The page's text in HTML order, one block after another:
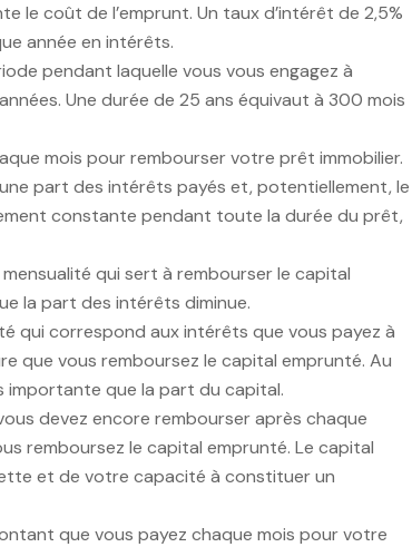
le coût de l’emprunt. Un taux d’intérêt de 2,5%
année en intérêts.
pendant laquelle vous vous engagez à
Une durée de 25 ans équivaut à 300 mois
mois pour rembourser votre prêt immobilier.
part des intérêts payés et, potentiellement, le
constante pendant toute la durée du prêt,
qui sert à rembourser le capital
la part des intérêts diminue.
qui correspond aux intérêts que vous payez à
que vous remboursez le capital emprunté. Au
que la part du capital.
devez encore rembourser après chaque
remboursez le capital emprunté. Le capital
et de votre capacité à constituer un
que vous payez chaque mois pour votre